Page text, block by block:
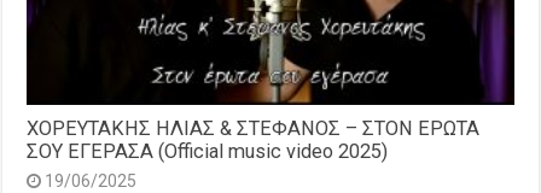
ΧΟΡΕΥΤΑΚΗΣ ΗΛΙΑΣ & ΣΤΕΦΑΝΟΣ – ΣΤΟΝ ΕΡΩΤΑ
ΣΟΥ ΕΓΕΡΑΣΑ (Official music video 2025)
19/06/2025